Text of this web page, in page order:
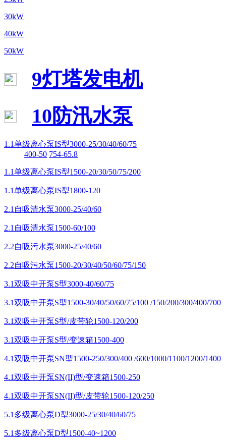
30kW
40kW
50kW
9灯塔发电机
10防汛水泵
1.1单级离心泵IS型3000-25/30/40/60/75
400-50 754-65.8
1.1单级离心泵IS型1500-20/30/50/75/200
1.1单级离心泵IS型1800-120
2.1自吸清水泵3000-25/40/60
2.1自吸清水泵1500-60/100
2.2自吸污水泵3000-25/40/60
2.2自吸污水泵1500-20/30/40/50/60/75/150
3.1双吸中开泵S型3000-40/60/75
3.1双吸中开泵S型1500-30/40/50/60/75/100 /150/200/300/400/700
3.1双吸中开泵S型/皮带轮1500-120/200
3.1双吸中开泵S型/变速箱1500-400
4.1双吸中开泵SN型1500-250/300/400 /600/1000/1100/1200/1400
4.1双吸中开泵SN(II)型/变速箱1500-250
4.1双吸中开泵SN(II)型/皮带轮1500-120/250
5.1多级离心泵D型3000-25/30/40/60/75
5.1多级离心泵D型1500-40~1200